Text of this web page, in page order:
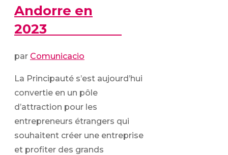
Andorre en
2023
par Comunicacio
La Principauté s’est aujourd’hui
convertie en un pôle
d’attraction pour les
entrepreneurs étrangers qui
souhaitent créer une entreprise
et profiter des grands